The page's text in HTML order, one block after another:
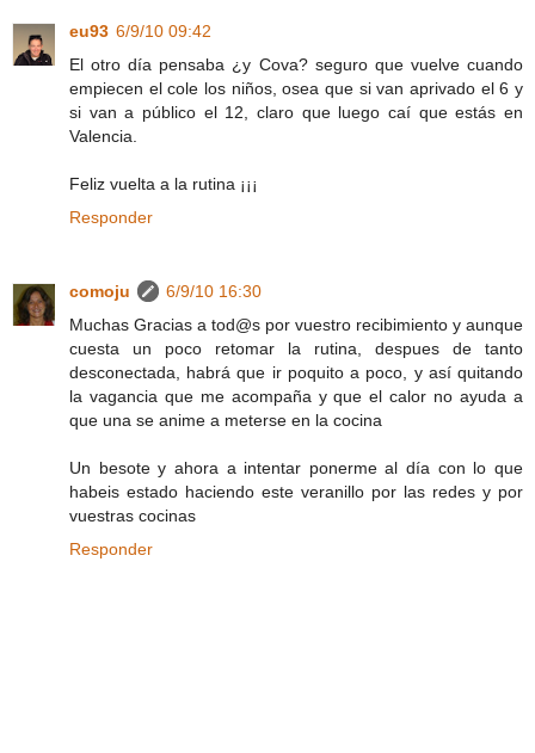
eu93 6/9/10 09:42
El otro día pensaba ¿y Cova? seguro que vuelve cuando
empiecen el cole los niños, osea que si van aprivado el 6 y
si van a público el 12, claro que luego caí que estás en
Valencia.
Feliz vuelta a la rutina ¡¡¡
Responder
comoju
6/9/10 16:30
Muchas Gracias a tod@s por vuestro recibimiento y aunque
cuesta un poco retomar la rutina, despues de tanto
desconectada, habrá que ir poquito a poco, y así quitando
la vagancia que me acompaña y que el calor no ayuda a
que una se anime a meterse en la cocina
Un besote y ahora a intentar ponerme al día con lo que
habeis estado haciendo este veranillo por las redes y por
vuestras cocinas
Responder